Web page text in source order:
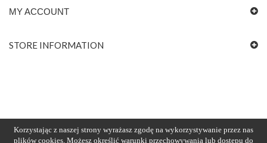
MY ACCOUNT
STORE INFORMATION
Korzystając z naszej strony wyrażasz zgodę na wykorzystywanie przez nas
plików cookies. Możesz określić warunki przechowywania lub dostępu do